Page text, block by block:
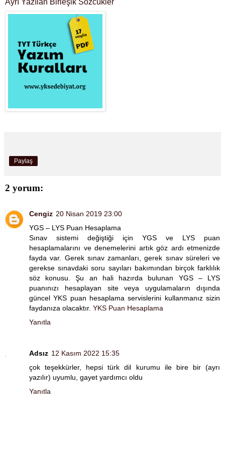
Ayrı Yazılan Birleşik Sözcükler
Paylaş
2 yorum:
Cengiz 20 Nisan 2019 23:00
YGS – LYS Puan Hesaplama
Sınav sistemi değiştiği için YGS ve LYS puan
hesaplamalarını ve denemelerini artık göz ardı etmenizde
fayda var. Gerek sınav zamanları, gerek sınav süreleri ve
gerekse sınavdaki soru sayıları bakımından birçok farklılık
söz konusu. Şu an hali hazırda bulunan YGS – LYS
puanınızı hesaplayan site veya uygulamaların dışında
güncel YKS puan hesaplama servislerini kullanmanız sizin
faydanıza olacaktır. YKS Puan Hesaplama
Yanıtla
Adsız 12 Kasım 2022 15:35
çok teşekkürler, hepsi türk dil kurumu ile bire bir (ayrı
yazılır) uyumlu, gayet yardımcı oldu
Yanıtla